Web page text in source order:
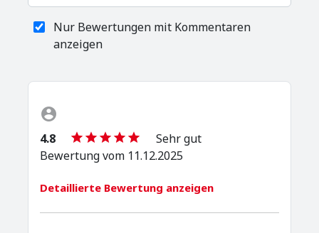
Nur Bewertungen mit Kommentaren
anzeigen
4.8
Sehr gut
Bewertung vom 11.12.2025
Detaillierte Bewertung anzeigen